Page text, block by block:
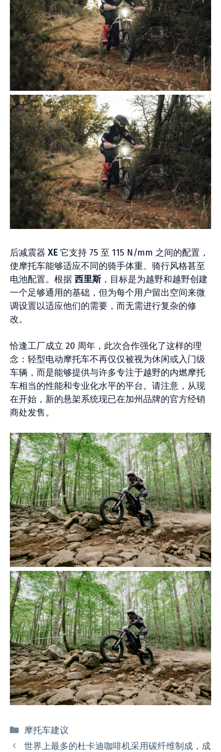
后减震器 XE 它支持 75 至 115 N/mm 之间的配置，
使摩托车能够适应不同的骑手体重、骑行风格甚至
电池配置。根据 西里斯，目标是为越野和越野创建
一个足够通用的基础，但为每个用户留出空间来微
调设置以适应他们的需要，而无需进行复杂的修
改。
恰逢工厂成立 20 周年，此次合作强化了这样的理
念：轻型电动摩托车不再仅仅被视为休闲或入门级
车辆，而是能够提供与许多专注于越野的内燃摩托
车相当的性能和专业化水平的平台。请注意，从现
在开始，新的悬架系统现已在加州品牌的官方经销
商处发售。
分
类
摩托车建议
世界上最多的杜卡迪咖啡机采用碳纤维制成，成